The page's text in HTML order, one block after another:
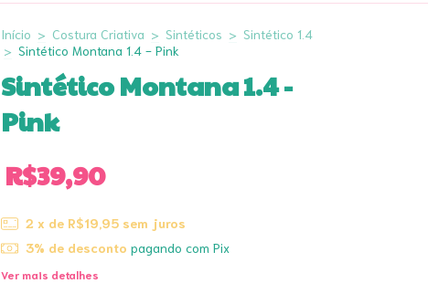
Início > Costura Criativa > Sintéticos > Sintético 1.4
> Sintético Montana 1.4 - Pink
Sintético Montana 1.4 -
Pink
R$39,90
2 x de R$19,95 sem juros
3% de desconto pagando com Pix
Ver mais detalhes